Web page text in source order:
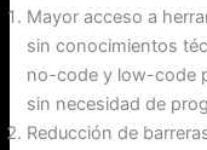
Mayor acceso a
sin conocimientos
no-code y low-code
sin necesidad de
Reducción de